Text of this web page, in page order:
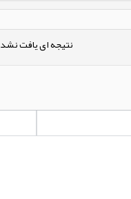
نتیجه ای یافت نشد